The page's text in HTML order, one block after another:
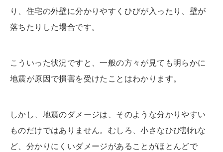
り、住宅の外壁に分かりやすくひびが入ったり、壁が
落ちたりした場合です。
こういった状況ですと、一般の方々が見ても明らかに
地震が原因で損害を受けたことはわかります。
しかし、地震のダメージは、そのような分かりやすい
ものだけではありません。むしろ、小さなひび割れな
ど、分かりにくいダメージがあることがほとんどで